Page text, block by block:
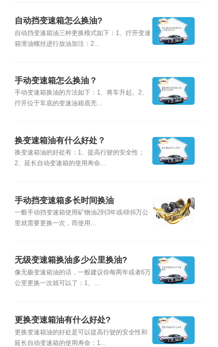
自动挡变速箱怎么换油?
自动挡变速箱油三种更换模式如下：1、拧开变速
箱泄油螺丝进行放油加注：2...
手动变速箱怎么换油？
手动变速箱换油的方法如下：1、将车升起。2、
拧开位于车底的变速油箱底壳...
换变速箱油有什么好处？
换变速箱油的好处有：1、提高行驶的安全性；
2、延长自动变速箱的使用寿命...
手动挡变速箱多长时间换油
一般手动挡变速箱使用矿物油2到3年或4到6万公
里就需要更换一次，而使用...
无级变速箱换油多少公里换油?
像无极变速箱油的话，一般建议你每两年或者6万
公里更换一次就可以了：1、...
更换变速箱油有什么好处?
更换变速箱油的好处是可以提高行驶的安全性和
延长自动变速箱的使用寿命：1...